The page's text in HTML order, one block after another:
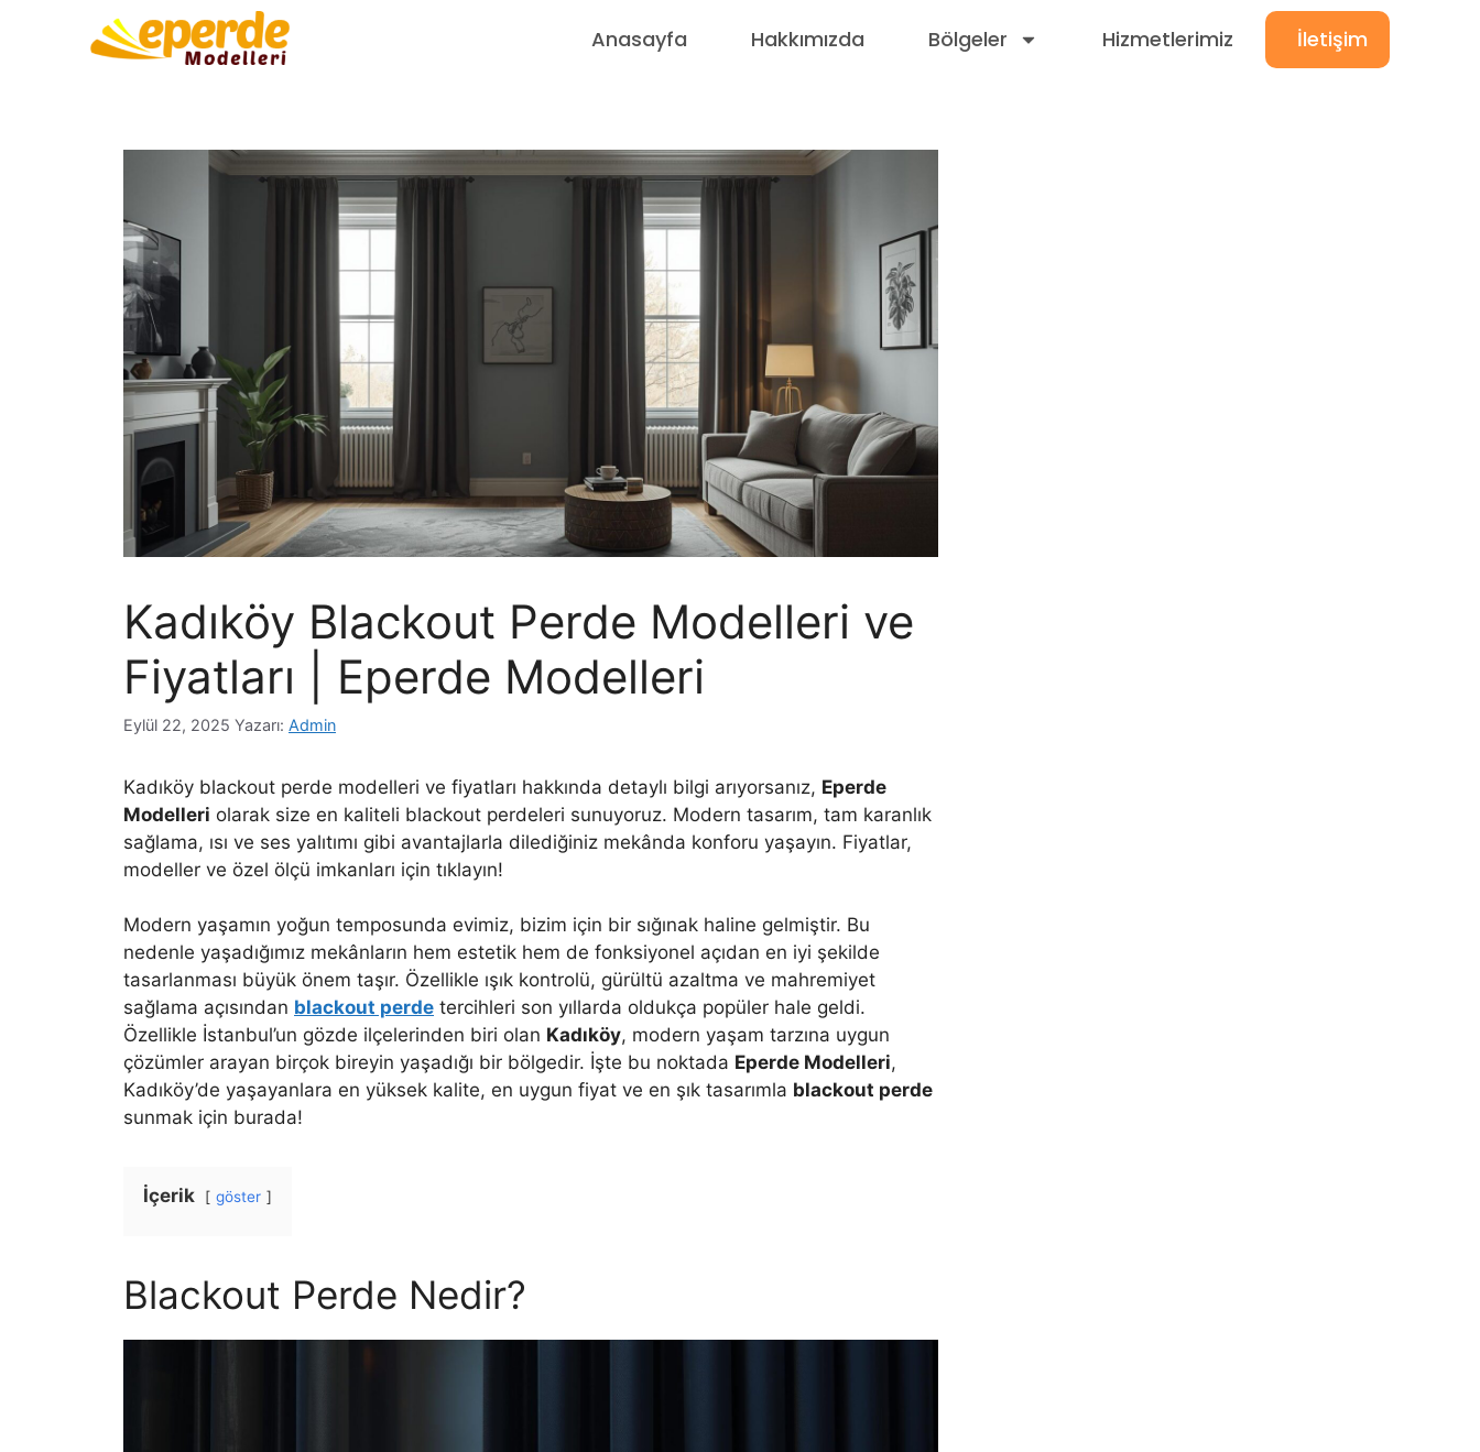
Anasayfa Hakkımızda Bölgeler Hizmetlerimiz İletişim
Kadıköy Blackout Perde Modelleri ve
Fiyatları | Eperde Modelleri
Eylül 22, 2025 Yazarı: Admin
Kadıköy blackout perde modelleri ve fiyatları hakkında detaylı bilgi arıyorsanız, Eperde
Modelleri olarak size en kaliteli blackout perdeleri sunuyoruz. Modern tasarım, tam karanlık
sağlama, ısı ve ses yalıtımı gibi avantajlarla dilediğiniz mekânda konforu yaşayın. Fiyatlar,
modeller ve özel ölçü imkanları için tıklayın!
Modern yaşamın yoğun temposunda evimiz, bizim için bir sığınak haline gelmiştir. Bu
nedenle yaşadığımız mekânların hem estetik hem de fonksiyonel açıdan en iyi şekilde
tasarlanması büyük önem taşır. Özellikle ışık kontrolü, gürültü azaltma ve mahremiyet
sağlama açısından blackout perde tercihleri son yıllarda oldukça popüler hale geldi.
Özellikle İstanbul’un gözde ilçelerinden biri olan Kadıköy, modern yaşam tarzına uygun
çözümler arayan birçok bireyin yaşadığı bir bölgedir. İşte bu noktada Eperde Modelleri,
Kadıköy’de yaşayanlara en yüksek kalite, en uygun fiyat ve en şık tasarımla blackout perde
sunmak için burada!
İçerik göster
Blackout Perde Nedir?